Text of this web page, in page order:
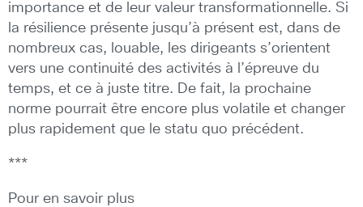
importance et de leur valeur transformationnelle. Si
la résilience présente jusqu’à présent est, dans de
nombreux cas, louable, les dirigeants s’orientent
vers une continuité des activités à l’épreuve du
temps, et ce à juste titre. De fait, la prochaine
norme pourrait être encore plus volatile et changer
plus rapidement que le statu quo précédent.
***
Pour en savoir plus